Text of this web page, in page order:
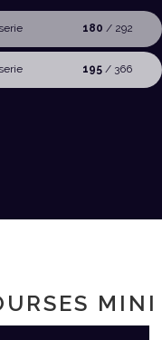
serie 180 / 292
serie 195 / 366
MINI